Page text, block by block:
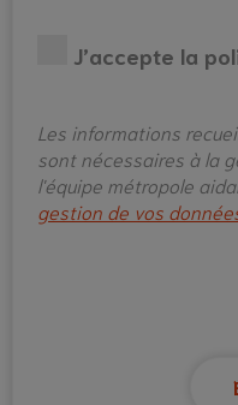
J’accepte la
Les informations
sont nécessaires à la
l'équipe métropole
gestion de vos